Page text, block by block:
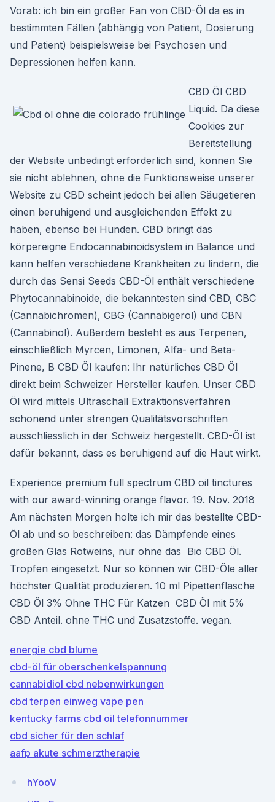
Vorab: ich bin ein großer Fan von CBD-Öl da es in
bestimmten Fällen (abhängig von Patient, Dosierung
und Patient) beispielsweise bei Psychosen und
Depressionen helfen kann.
CBD Öl CBD
Liquid. Da diese
Cookies zur
Bereitstellung
der Website unbedingt erforderlich sind, können Sie
sie nicht ablehnen, ohne die Funktionsweise unserer
Website zu CBD scheint jedoch bei allen Säugetieren
einen beruhigend und ausgleichenden Effekt zu
haben, ebenso bei Hunden. CBD bringt das
körpereigne Endocannabinoidsystem in Balance und
kann helfen verschiedene Krankheiten zu lindern, die
durch das Sensi Seeds CBD-Öl enthält verschiedene
Phytocannabinoide, die bekanntesten sind CBD, CBC
(Cannabichromen), CBG (Cannabigerol) und CBN
(Cannabinol). Außerdem besteht es aus Terpenen,
einschließlich Myrcen, Limonen, Alfa- und Beta-
Pinene, B CBD Öl kaufen: Ihr natürliches CBD Öl
direkt beim Schweizer Hersteller kaufen. Unser CBD
Öl wird mittels Ultraschall Extraktionsverfahren
schonend unter strengen Qualitätsvorschriften
ausschliesslich in der Schweiz hergestellt. CBD-Öl ist
dafür bekannt, dass es beruhigend auf die Haut wirkt.
Experience premium full spectrum CBD oil tinctures
with our award-winning orange flavor. 19. Nov. 2018
Am nächsten Morgen holte ich mir das bestellte CBD-
Öl ab und so beschreiben: das Dämpfende eines
großen Glas Rotweins, nur ohne das Bio CBD Öl.
Tropfen eingesetzt. Nur so können wir CBD-Öle aller
höchster Qualität produzieren. 10 ml Pipettenflasche
CBD Öl 3% Ohne THC Für Katzen CBD Öl mit 5%
CBD Anteil. ohne THC und Zusatzstoffe. vegan.
energie cbd blume
cbd-öl für oberschenkelspannung
cannabidiol cbd nebenwirkungen
cbd terpen einweg vape pen
kentucky farms cbd oil telefonnummer
cbd sicher für den schlaf
aafp akute schmerztherapie
hYooV